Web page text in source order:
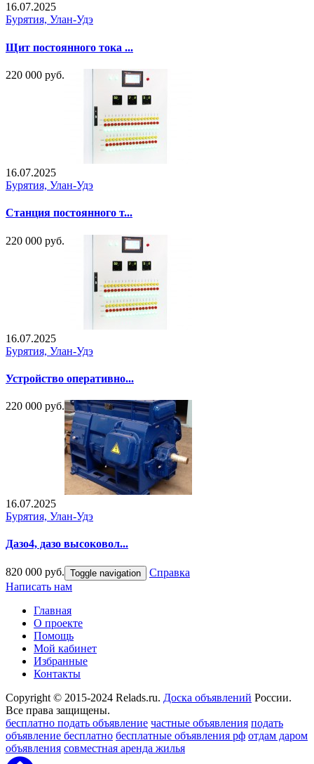
16.07.2025
Бурятия, Улан-Удэ
Щит постоянного тока ...
220 000 руб.
16.07.2025
Бурятия, Улан-Удэ
Станция постоянного т...
220 000 руб.
16.07.2025
Бурятия, Улан-Удэ
Устройство оперативно...
220 000 руб.
16.07.2025
Бурятия, Улан-Удэ
Дазо4, дазо высоковол...
820 000 руб. Toggle navigation
Справка
Написать нам
Главная
О проекте
Помощь
Мой кабинет
Избранные
Контакты
Copyright © 2015-2024 Relads.ru. Доска объявлений России.
Все права защищены.
бесплатно подать объявление частные объявления подать
объявление бесплатно бесплатные объявления рф отдам даром
объявления совместная аренда жилья